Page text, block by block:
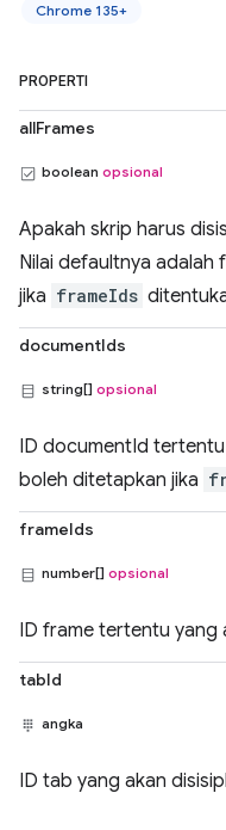
Chrome 135+
PROPERTI
allFrames
boolean opsional
Apakah skrip harus
Nilai defaultnya adalah
jika frameIds
documentIds
string[] opsional
ID documentId
boleh ditetapkan jika
frameIds
number[] opsional
ID frame tertentu yang
tabId
angka
ID tab yang akan